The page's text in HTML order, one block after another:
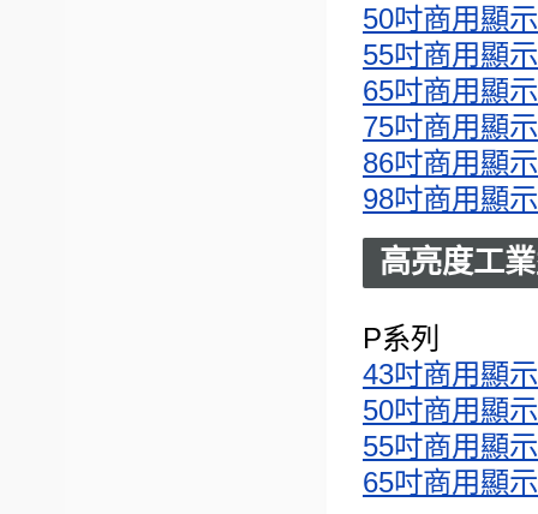
50吋商用顯
55吋商用顯
65吋商用顯
75吋商用顯
86吋商用顯
98吋商用顯
高亮度工
P系列
43吋商用顯
50吋商用顯
55吋商用顯
65吋商用顯